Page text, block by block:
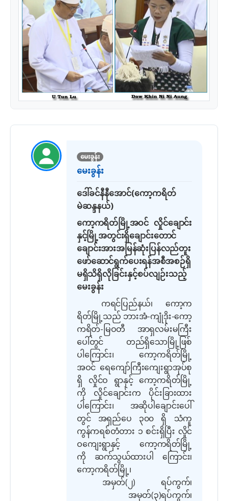
မေးခွန်း
မေးခွန်း
ဒေါ်ခင်နီနီအောင်(ကော့ကရိတ်
မဲဆန္ဒနယ်)
ကော့ကရိတ်မြို့အဝင် လှိုင်ချောင်း
နှင့်မြို့အတွင်းရှိချောင်းတောင်
ချောင်းအားအမြန်ဆုံးပြန်လည်တူး
ဖော်ဆောင်ရွက်ပေးရန်အစီအစဉ်ရှိ
မရှိသိရှိလိုခြင်းနှင့်စပ်လျဉ်းသည့်
မေးခွန်း
ကရင်ပြည်နယ်၊ ကော့က
ရိတ်မြို့သည် ဘားအံ-ကျုံဒိုး-ကော့
ကရိတ်-မြဝတီ အာရှလမ်းမကြီး
ပေါ်တွင် တည်ရှိသောမြို့ဖြစ်
ပါကြောင်း၊ကော့ကရိတ်မြို့
အဝင် ရေကျော်ကြီးကျေးရွာအုပ်စု
ရှိ လှိုင်ဝ ရွာနှင့် ကော့ကရိတ်မြို့
ကို လှိုင်ချောင်းက ပိုင်းခြားထား
ပါကြောင်း၊ အဆိုပါချောင်းပေါ်
တွင် အရှည်ပေ ၃၀၀ ရှိ သံကူ
ကွန်ကရစ်တံတား ၁ စင်းရှိပြီး လှိုင်
ဝကျေးရွာနှင့် ကော့ကရိတ်မြို့
ကို ဆက်သွယ်ထားပါကြောင်း၊
ကော့ကရိတ်မြို့၊
အမှတ်( ၂)
ရပ်ကွက်၊
အမှတ်(၃)ရပ်ကွက်၊